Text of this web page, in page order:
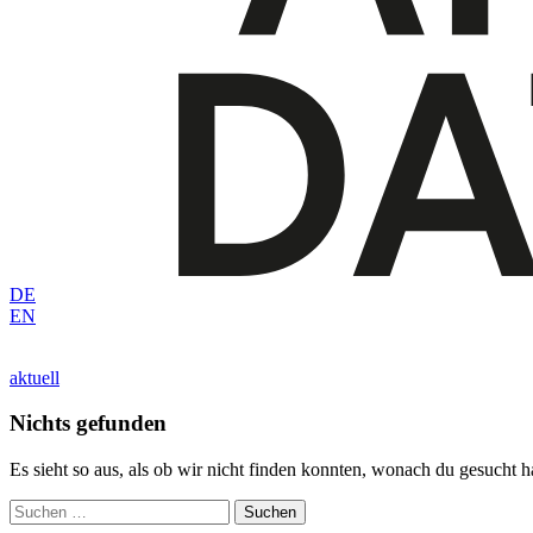
DE
EN
aktuell
Nichts gefunden
Es sieht so aus, als ob wir nicht finden konnten, wonach du gesucht